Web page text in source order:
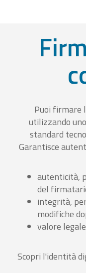
Puoi firmare
utilizzando
standard
Garantisce
autenticità,
del
integrità,
modifiche
valore
Scopri l'identità